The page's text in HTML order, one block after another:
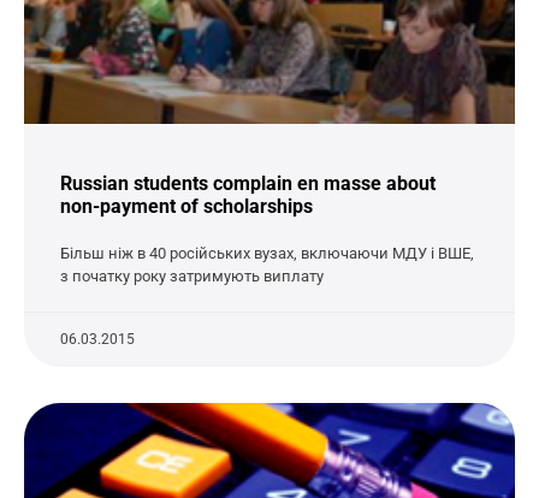
Russian students complain en masse about
non-payment of scholarships
Більш ніж в 40 російських вузах, включаючи МДУ і ВШЕ,
з початку року затримують виплату
06.03.2015